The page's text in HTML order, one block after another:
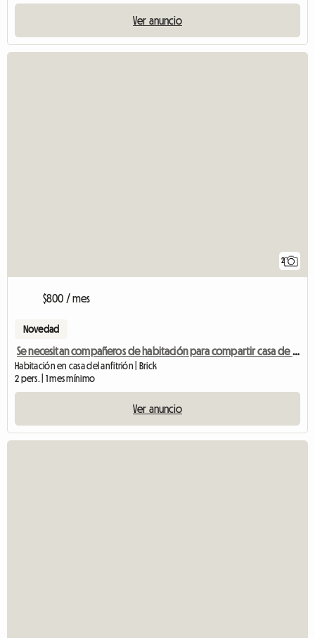
Ver anuncio
2
$800 / mes
Novedad
Se necesitan compañeros de habitación para compartir casa de 5 habitaciones
Habitación en casa del anfitrión | Brick
2 pers. | 1 mes mínimo
Ver anuncio